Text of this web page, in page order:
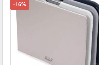
-16%